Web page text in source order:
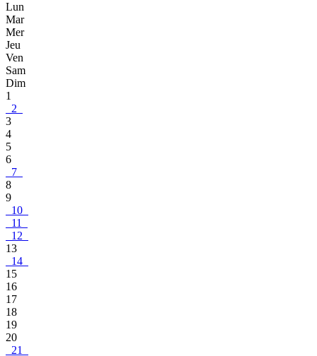
Lun
Mar
Mer
Jeu
Ven
Sam
Dim
1
2
3
4
5
6
7
8
9
10
11
12
13
14
15
16
17
18
19
20
21